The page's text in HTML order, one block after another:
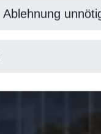
Ablehnung